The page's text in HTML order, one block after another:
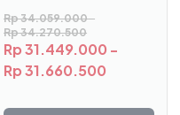
Rp34.059.000-
Rp34.270.500
Rp31.449.000 -
Rp31.660.500
dapat
diambil
di
halaman